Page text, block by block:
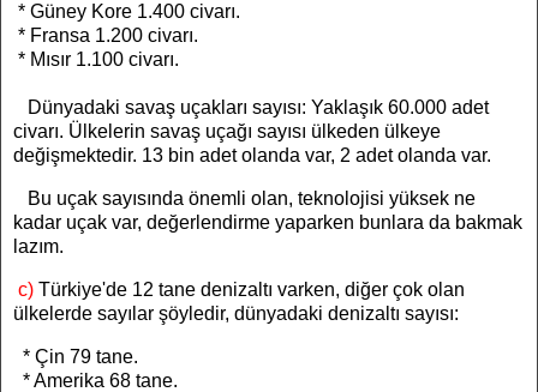
* Güney Kore 1.400 civarı.
* Fransa 1.200 civarı.
* Mısır 1.100 civarı.
Dünyadaki savaş uçakları sayısı: Yaklaşık 60.000 adet
civarı. Ülkelerin savaş uçağı sayısı ülkeden ülkeye
değişmektedir. 13 bin adet olanda var, 2 adet olanda var.
Bu uçak sayısında önemli olan, teknolojisi yüksek ne
kadar uçak var, değerlendirme yaparken bunlara da bakmak
lazım.
c) Türkiye'de 12 tane denizaltı varken, diğer çok olan
ülkelerde sayılar şöyledir, dünyadaki denizaltı sayısı:
* Çin 79 tane.
* Amerika 68 tane.